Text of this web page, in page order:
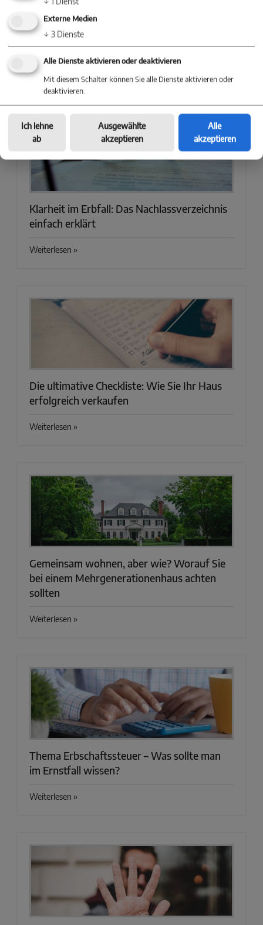
Digitale Revolution im Immobilienmarkt: Das
steckt hinter Proptechs
Weiterlesen »
Klarheit im Erbfall: Das Nachlassverzeichnis
einfach erklärt
Weiterlesen »
Die ultimative Checkliste: Wie Sie Ihr Haus
erfolgreich verkaufen
Weiterlesen »
Gemeinsam wohnen, aber wie? Worauf Sie
bei einem Mehrgenerationenhaus achten
sollten
Weiterlesen »
Thema Erbschaftssteuer – Was sollte man
im Ernstfall wissen?
Weiterlesen »
Externe Medien
↓ 3 Dienste
Alle Dienste aktivieren oder deaktivieren
Mit diesem Schalter können Sie alle Dienste aktivieren oder
deaktivieren.
Ich lehne
ab
Ausgewählte
akzeptieren
Alle
akzeptieren